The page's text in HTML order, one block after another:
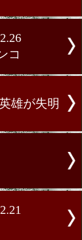
に勝つ」
後
ェンコ